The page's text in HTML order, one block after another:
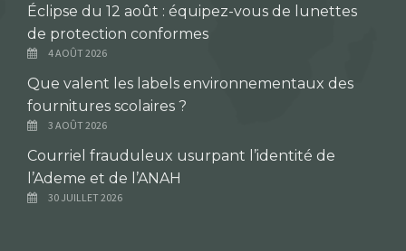
Éclipse du 12 août : équipez-vous de lunettes
de protection conformes
4 AOÛT 2026
Que valent les labels environnementaux des
fournitures scolaires ?
3 AOÛT 2026
Courriel frauduleux usurpant l’identité de
l’Ademe et de l’ANAH
30 JUILLET 2026